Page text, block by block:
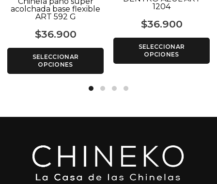
acolchada base flexible
ART 592 G
$36.900
SELECCIONAR
OPCIONES
1204
$36.900
SELECCIONAR
OPCIONES